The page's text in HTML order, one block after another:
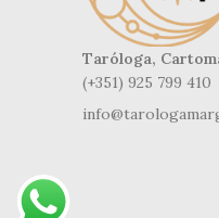
Taróloga,
(+351) 925 799 410